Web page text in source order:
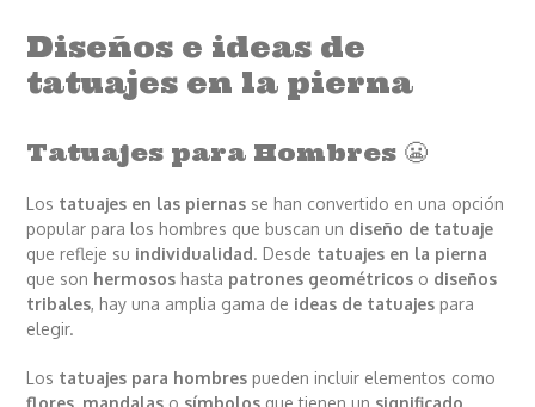
Diseños e ideas de
tatuajes en la pierna
Tatuajes para Hombres 😬
Los tatuajes en las piernas se han convertido en una opción
popular para los hombres que buscan un diseño de tatuaje
que refleje su individualidad. Desde tatuajes en la pierna
que son hermosos hasta patrones geométricos o diseños
tribales, hay una amplia gama de ideas de tatuajes para
elegir.
Los tatuajes para hombres pueden incluir elementos como
flores, mandalas o símbolos que tienen un significado